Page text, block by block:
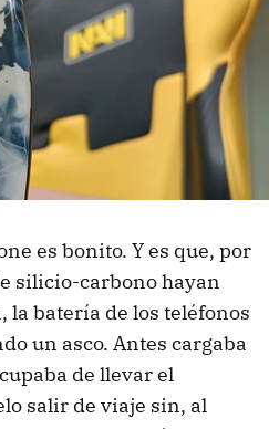
es bonito. Y es que, por
silicio-carbono hayan
la batería de los teléfonos
un asco. Antes cargaba
de llevar el
salir de viaje sin, al